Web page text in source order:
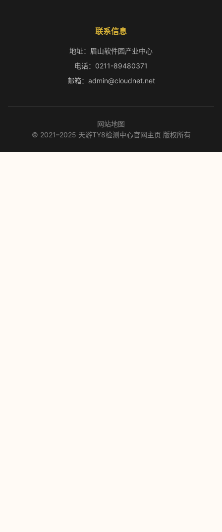
联系信息
地址：眉山软件园产业中心
电话：0211-89480371
邮箱：admin@cloudnet.net
网站地图
© 2021–2025 天游TY8检测中心官网主页 版权所有